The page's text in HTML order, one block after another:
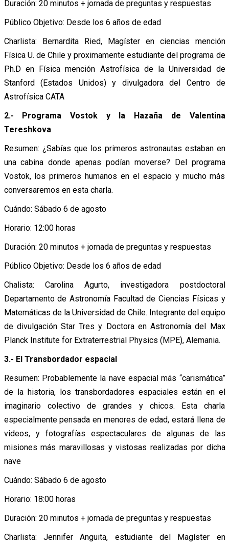
Duración: 20 minutos + jornada de preguntas y respuestas
Público Objetivo: Desde los 6 años de edad
Charlista: Bernardita Ried, Magíster en ciencias mención
Física U. de Chile y proximamente estudiante del programa de
Ph.D en Física mención Astrofísica de la Universidad de
Stanford (Estados Unidos) y divulgadora del Centro de
Astrofísica CATA
2.- Programa Vostok y la Hazaña de Valentina
Tereshkova
Resumen: ¿Sabías que los primeros astronautas estaban en
una cabina donde apenas podían moverse? Del programa
Vostok, los primeros humanos en el espacio y mucho más
conversaremos en esta charla.
Cuándo: Sábado 6 de agosto
Horario: 12:00 horas
Duración: 20 minutos + jornada de preguntas y respuestas
Público Objetivo: Desde los 6 años de edad
Chalista: Carolina Agurto, investigadora postdoctoral
Departamento de Astronomía Facultad de Ciencias Físicas y
Matemáticas de la Universidad de Chile. Integrante del equipo
de divulgación Star Tres y Doctora en Astronomía del Max
Planck Institute for Extraterrestrial Physics (MPE), Alemania.
3.- El Transbordador espacial
Resumen: Probablemente la nave espacial más “carismática”
de la historia, los transbordadores espaciales están en el
imaginario colectivo de grandes y chicos. Esta charla
especialmente pensada en menores de edad, estará llena de
videos, y fotografías espectaculares de algunas de las
misiones más maravillosas y vistosas realizadas por dicha
nave
Cuándo: Sábado 6 de agosto
Horario: 18:00 horas
Duración: 20 minutos + jornada de preguntas y respuestas
Charlista: Jennifer Anguita, estudiante del Magíster en